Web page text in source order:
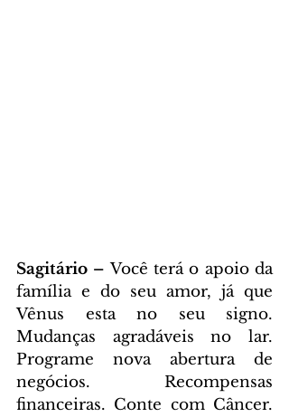
Sagitário – Você terá o apoio da
família e do seu amor, já que
Vênus esta no seu signo.
Mudanças agradáveis no lar.
Programe nova abertura de
negócios. Recompensas
financeiras. Conte com Câncer.